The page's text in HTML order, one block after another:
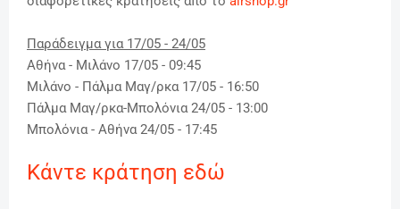
Παράδειγμα για 17/05 - 24/05
Αθήνα - Μιλάνο 17/05 - 09:45
Μιλάνο - Πάλμα Μαγ/ρκα 17/05 - 16:50
Πάλμα Μαγ/ρκα-Μπολόνια 24/05 - 13:00
Μπολόνια - Αθήνα 24/05 - 17:45
Κάντε κράτηση εδώ